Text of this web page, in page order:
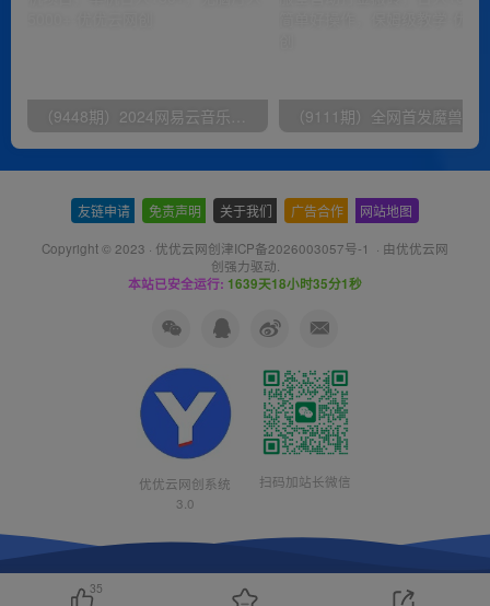
友链申请 免责声明 关于我们 广告合作 网站地图
Copyright © 2023 · 优优云网创津ICP备2026003057号-1 · 由优优云网
创强力驱动.
本站已安全运行: 1639天18小时35分2秒
优优云网创系统
3.0
扫码加站长微信
35